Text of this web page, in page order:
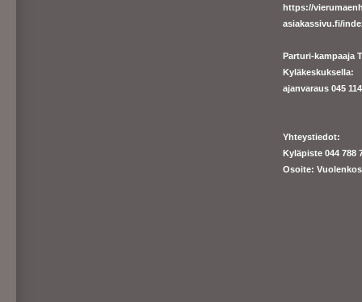
https://
asiakassivu.fi/
Parturi-kampaaja
Kyläkeskuksella:
ajanvaraus 045
Yhteystiedot:
Kyläpiste 044 788
Osoite: